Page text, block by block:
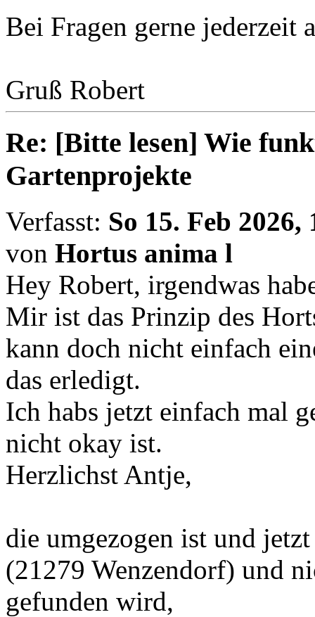
Bei Fragen gerne jederzeit
Gruß Robert
Re: [Bitte lesen] Wie
Gartenprojekte
Verfasst: So 15. Feb 2026,
von Hortus anima l
Hey Robert, irgendwas
Mir ist das Prinzip des
kann doch nicht einfach
das erledigt.
Ich habs jetzt einfach mal
nicht okay ist.
Herzlichst Antje,
die umgezogen ist und
(21279 Wenzendorf) und
gefunden wird,